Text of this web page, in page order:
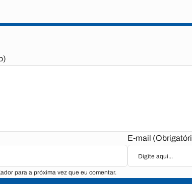
E-mail
para a próxima vez que eu comentar.